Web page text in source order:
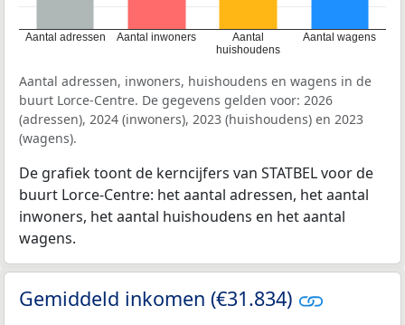
Aantal adressen Aantal inwoners
Aantal
huishoudens
Aantal wagens
Aantal adressen, inwoners, huishoudens en wagens in de
buurt Lorce-Centre. De gegevens gelden voor: 2026
(adressen), 2024 (inwoners), 2023 (huishoudens) en 2023
(wagens).
De grafiek toont de kerncijfers van STATBEL voor de
buurt Lorce-Centre: het aantal adressen, het aantal
inwoners, het aantal huishoudens en het aantal
wagens.
Gemiddeld inkomen (€31.834)